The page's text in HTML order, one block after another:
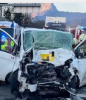
wurde die
Verkehrsunfall
alarmiert. Ein
eine Person